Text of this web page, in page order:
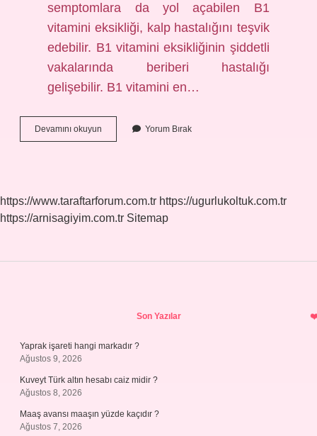
semptomlara da yol açabilen B1
vitamini eksikliği, kalp hastalığını teşvik
edebilir. B1 vitamini eksikliğinin şiddetli
vakalarında beriberi hastalığı
gelişebilir. B1 vitamini en…
Devamını okuyun
Hastalığı
Yorum Bırak
https://www.taraftarforum.com.tr https://ugurlukoltuk.com.tr
https://arnisagiyim.com.tr Sitemap
Son Yazılar
Yaprak işareti hangi markadır ?
Ağustos 9, 2026
Kuveyt Türk altın hesabı caiz midir ?
Ağustos 8, 2026
Maaş avansı maaşın yüzde kaçıdır ?
Ağustos 7, 2026